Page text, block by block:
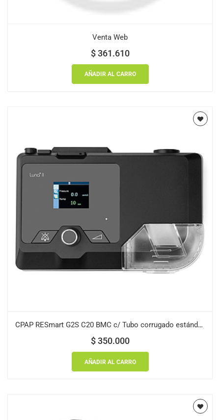
Venta Web
$361.610
AÑADIR AL CARRO
CPAP RESmart G2S C20 BMC c/ Tubo corrugado estándar + Mascarilla
$350.000
AÑADIR AL CARRO